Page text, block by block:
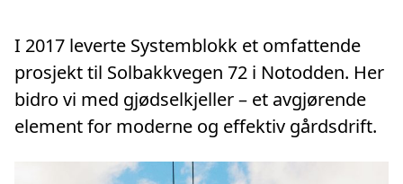
I 2017 leverte Systemblokk et omfattende
prosjekt til Solbakkvegen 72 i Notodden. Her
bidro vi med gjødselkjeller – et avgjørende
element for moderne og effektiv gårdsdrift.